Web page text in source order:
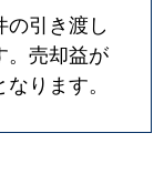
引き渡し
。売却益が
ります。